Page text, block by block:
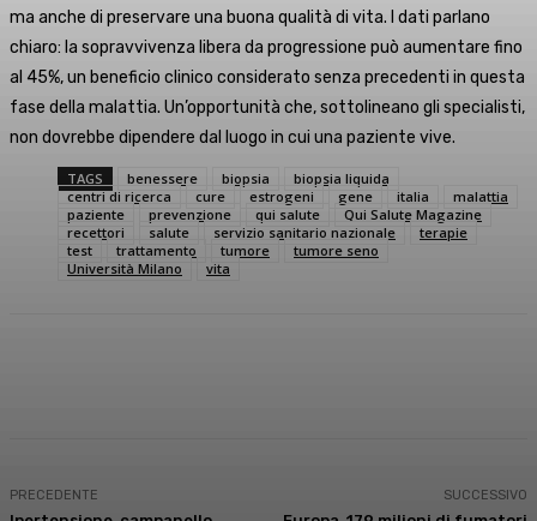
ma anche di preservare una buona qualità di vita. I dati parlano
chiaro: la sopravvivenza libera da progressione può aumentare fino
al 45%, un beneficio clinico considerato senza precedenti in questa
fase della malattia. Un’opportunità che, sottolineano gli specialisti,
non dovrebbe dipendere dal luogo in cui una paziente vive.
TAGS benessere biopsia
biopsia liquida
centri di ricerca
cure estrogeni gene italia
malattia
paziente
prevenzione qui salute
Qui Salute Magazine
recettori
salute servizio sanitario nazionale
terapie
test
trattamento tumore
tumore seno
Università Milano
vita
PRECEDENTE SUCCESSIVO